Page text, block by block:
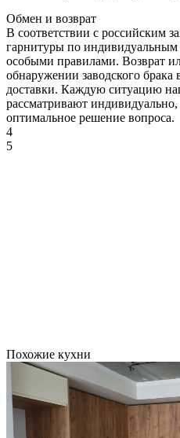
ДУБ
КРАФТ
ТАБАЧНЫЙ
МИНДАЛЬ
Обмен и возврат
В соответствии с российским
гарнитуры по индивидуальным
особыми правилами. Возврат
обнаружении заводского брака
доставки. Каждую ситуацию
рассматривают индивидуально,
оптимальное решение вопроса.
4
5
Похожие кухни